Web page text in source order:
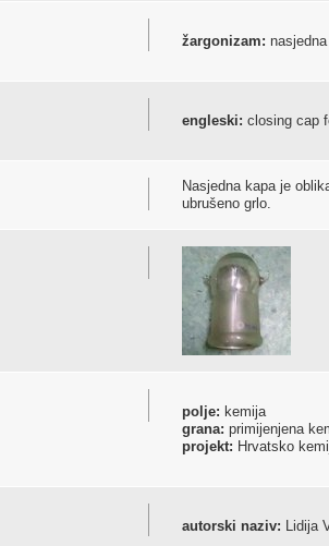
žargonizam:
engleski: closing cap
Nasjedna kapa je
ubrušeno grlo.
polje: kemija
grana: primijenjena
projekt: Hrvatsko
autorski naziv: Lidija